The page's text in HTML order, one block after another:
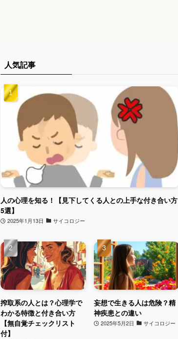
人気記事
人の心理を知る！【見下してくる人との上手な付き合い方
5選】
2025年1月13日 サイコロジー
搾取系の人とは？心理学で
わかる特徴と付き合い方
【無自覚チェックリスト
付】
妄想で生きる人は危険？精
神疾患との違い
2025年5月2日 サイコロジー